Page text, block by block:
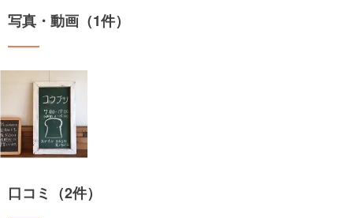
写真・動画（1件）
口コミ（2件）